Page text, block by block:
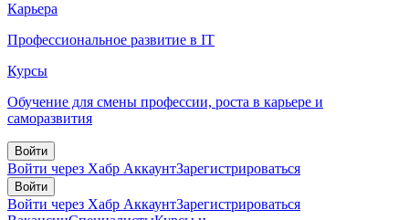
Карьера
Профессиональное развитие в IT
Курсы
Обучение для смены профессии, роста в карьере и
саморазвития
Войти
Войти через Хабр АккаунтЗарегистрироваться
Войти
Войти через Хабр АккаунтЗарегистрироваться